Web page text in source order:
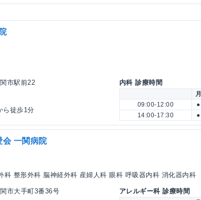
市駅前22
ら徒歩1分
内科 診療時間
月
09:00-12:00
●
14:00-17:30
●
会 一関病院
科 整形外科 脳神経外科 産婦人科 眼科 呼吸器内科 消化器内科
市大手町3番36号 アレルギー科 診療時間